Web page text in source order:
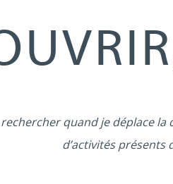
rechercher quand je déplace
d’activités présents